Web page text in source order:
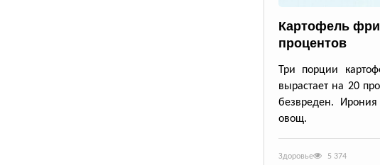
Картофель фри
процентов
Три порции
вырастает на 20
безвреден.
овощ.
Здоровье 5 374